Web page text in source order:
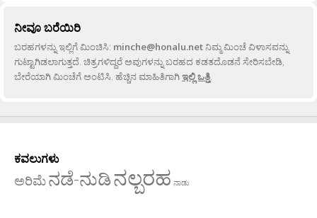
ನೀವೂ ಬರೆಯಿರಿ
ಬರಹಗಳನ್ನು ಇಲ್ಲಿಗೆ ಮಿಂಚಿಸಿ: minche@honalu.netನಿಮ್ಮ ಮಿಂಚೆ ವಿಳಾಸವನ್ನು
ಗುಟ್ಟಾಗಿಡಲಾಗುತ್ತದೆ. ಚಿತ್ರಗಳಿದ್ದರೆ ಅವುಗಳನ್ನು ಬರಹದ ಕಡತದೊಡನೆ ಸೇರಿಸಬೇಡಿ,
ಬೇರೆಯಾಗಿ ಮಿಂಚೆಗೆ ಅಂಟಿಸಿ. ಹೆಚ್ಚಿನ ಮಾಹಿತಿಗಾಗಿಇಲ್ಲಿ ಒತ್ತಿ.
ಕವಲುಗಳು
ಅರಿಮೆನಡೆ-ನುಡಿನಲ್ಬರಹ ನಾಡು